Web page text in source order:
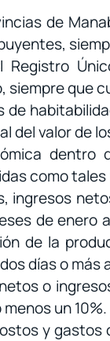
de
que
del valor de
como
ingresos
de enero
de la
días o más
o
un 10%.
y gastos